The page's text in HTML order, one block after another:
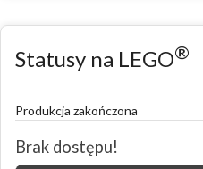
Statusy na LEGO®
Produkcja zakończona
Brak dostępu!